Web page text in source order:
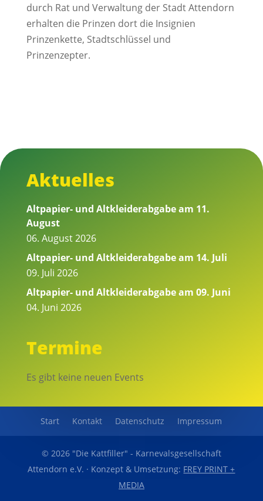
durch Rat und Verwaltung der Stadt Attendorn
erhalten die Prinzen dort die Insignien
Prinzenkette, Stadtschlüssel und
Prinzenzepter.
Aktuelles
Altpapier- und Altkleiderabgabe am 11.
August
06. August 2026
Altpapier- und Altkleiderabgabe am 14. Juli
09. Juli 2026
Altpapier- und Altkleiderabgabe am 09. Juni
04. Juni 2026
Termine
Es gibt keine neuen Events
Start Kontakt Datenschutz Impressum
© 2026 "Die Kattfiller" - Karnevalsgesellschaft
Attendorn e.V. · Konzept & Umsetzung: FREY PRINT +
MEDIA